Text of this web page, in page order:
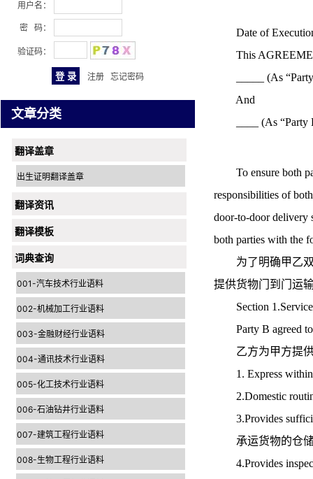
用户名：
密 码：
验证码：
注册 忘记密码
文章分类
翻译盖章
出生证明翻译盖章
翻译资讯
翻译模板
词典查询
001-汽车技术行业语料
002-机械加工行业语料
003-金融财经行业语料
004-通讯技术行业语料
005-化工技术行业语料
006-石油钻井行业语料
007-建筑工程行业语料
008-生物工程行业语料
Date of
This
_____ (As “Party
And
____ (As “Party
To ensure both
responsibilities of
door-to-door delivery
both parties with the
为了明确甲乙双
提供货物门到门运
Section 1.Service
Party B agreed to
乙方为甲方提供
1. Express within
2.Domestic
3.Provides
承运货物的仓储
4.Provides